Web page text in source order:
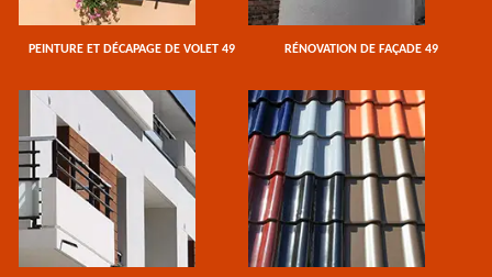
PEINTURE ET DÉCAPAGE DE VOLET 49 RÉNOVATION DE FAÇADE 49